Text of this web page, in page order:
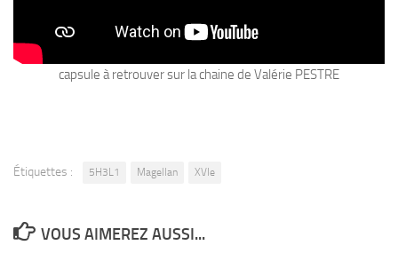
capsule à retrouver sur la chaine de Valérie PESTRE
Étiquettes : 5H3L1 Magellan XVIe
VOUS AIMEREZ AUSSI...